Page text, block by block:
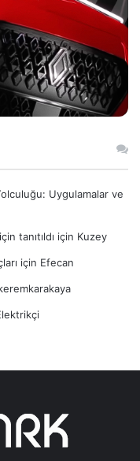
Uygulamalar ve
tanıtıldı için Kuzey
için Efecan